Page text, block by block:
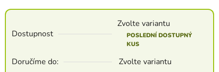
Dostupnost
Zvolte variantu
POSLEDNÍ DOSTUPNÝ
KUS
Doručíme do: Zvolte variantu